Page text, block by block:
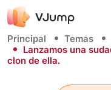
Principal Temas
Lanzamos una
clon de ella.